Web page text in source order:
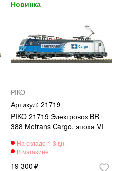
PIKO
21719
PIKO 21719 Электровоз BR
388 Metrans Cargo, эпоха VI
19 300